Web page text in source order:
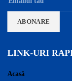
LINK-URI
Acasă